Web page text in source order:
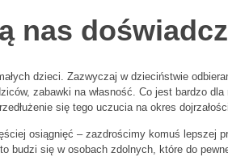
nas
dzieci. Zazwyczaj w dzieciństwie
zabawki na własność. Co jest bardzo
się tego uczucia na okres
osiągnięć – zazdrościmy komuś lepszej
budzi się w osobach zdolnych, które do